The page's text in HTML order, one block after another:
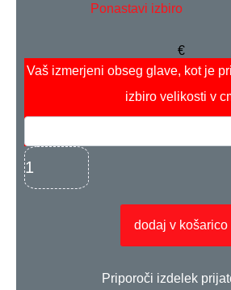
Ponastavi izbiro
€
Vaš izmerjeni obseg glave, kot je
izbiro velikosti v
dodaj v košarico
Priporoči izdelek